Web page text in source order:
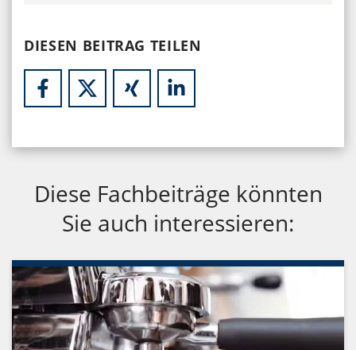
DIESEN BEITRAG TEILEN
Diese Fachbeiträge könnten
Sie auch interessieren: